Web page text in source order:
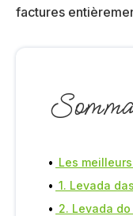
factures
Les
1. Levada
2. Levada